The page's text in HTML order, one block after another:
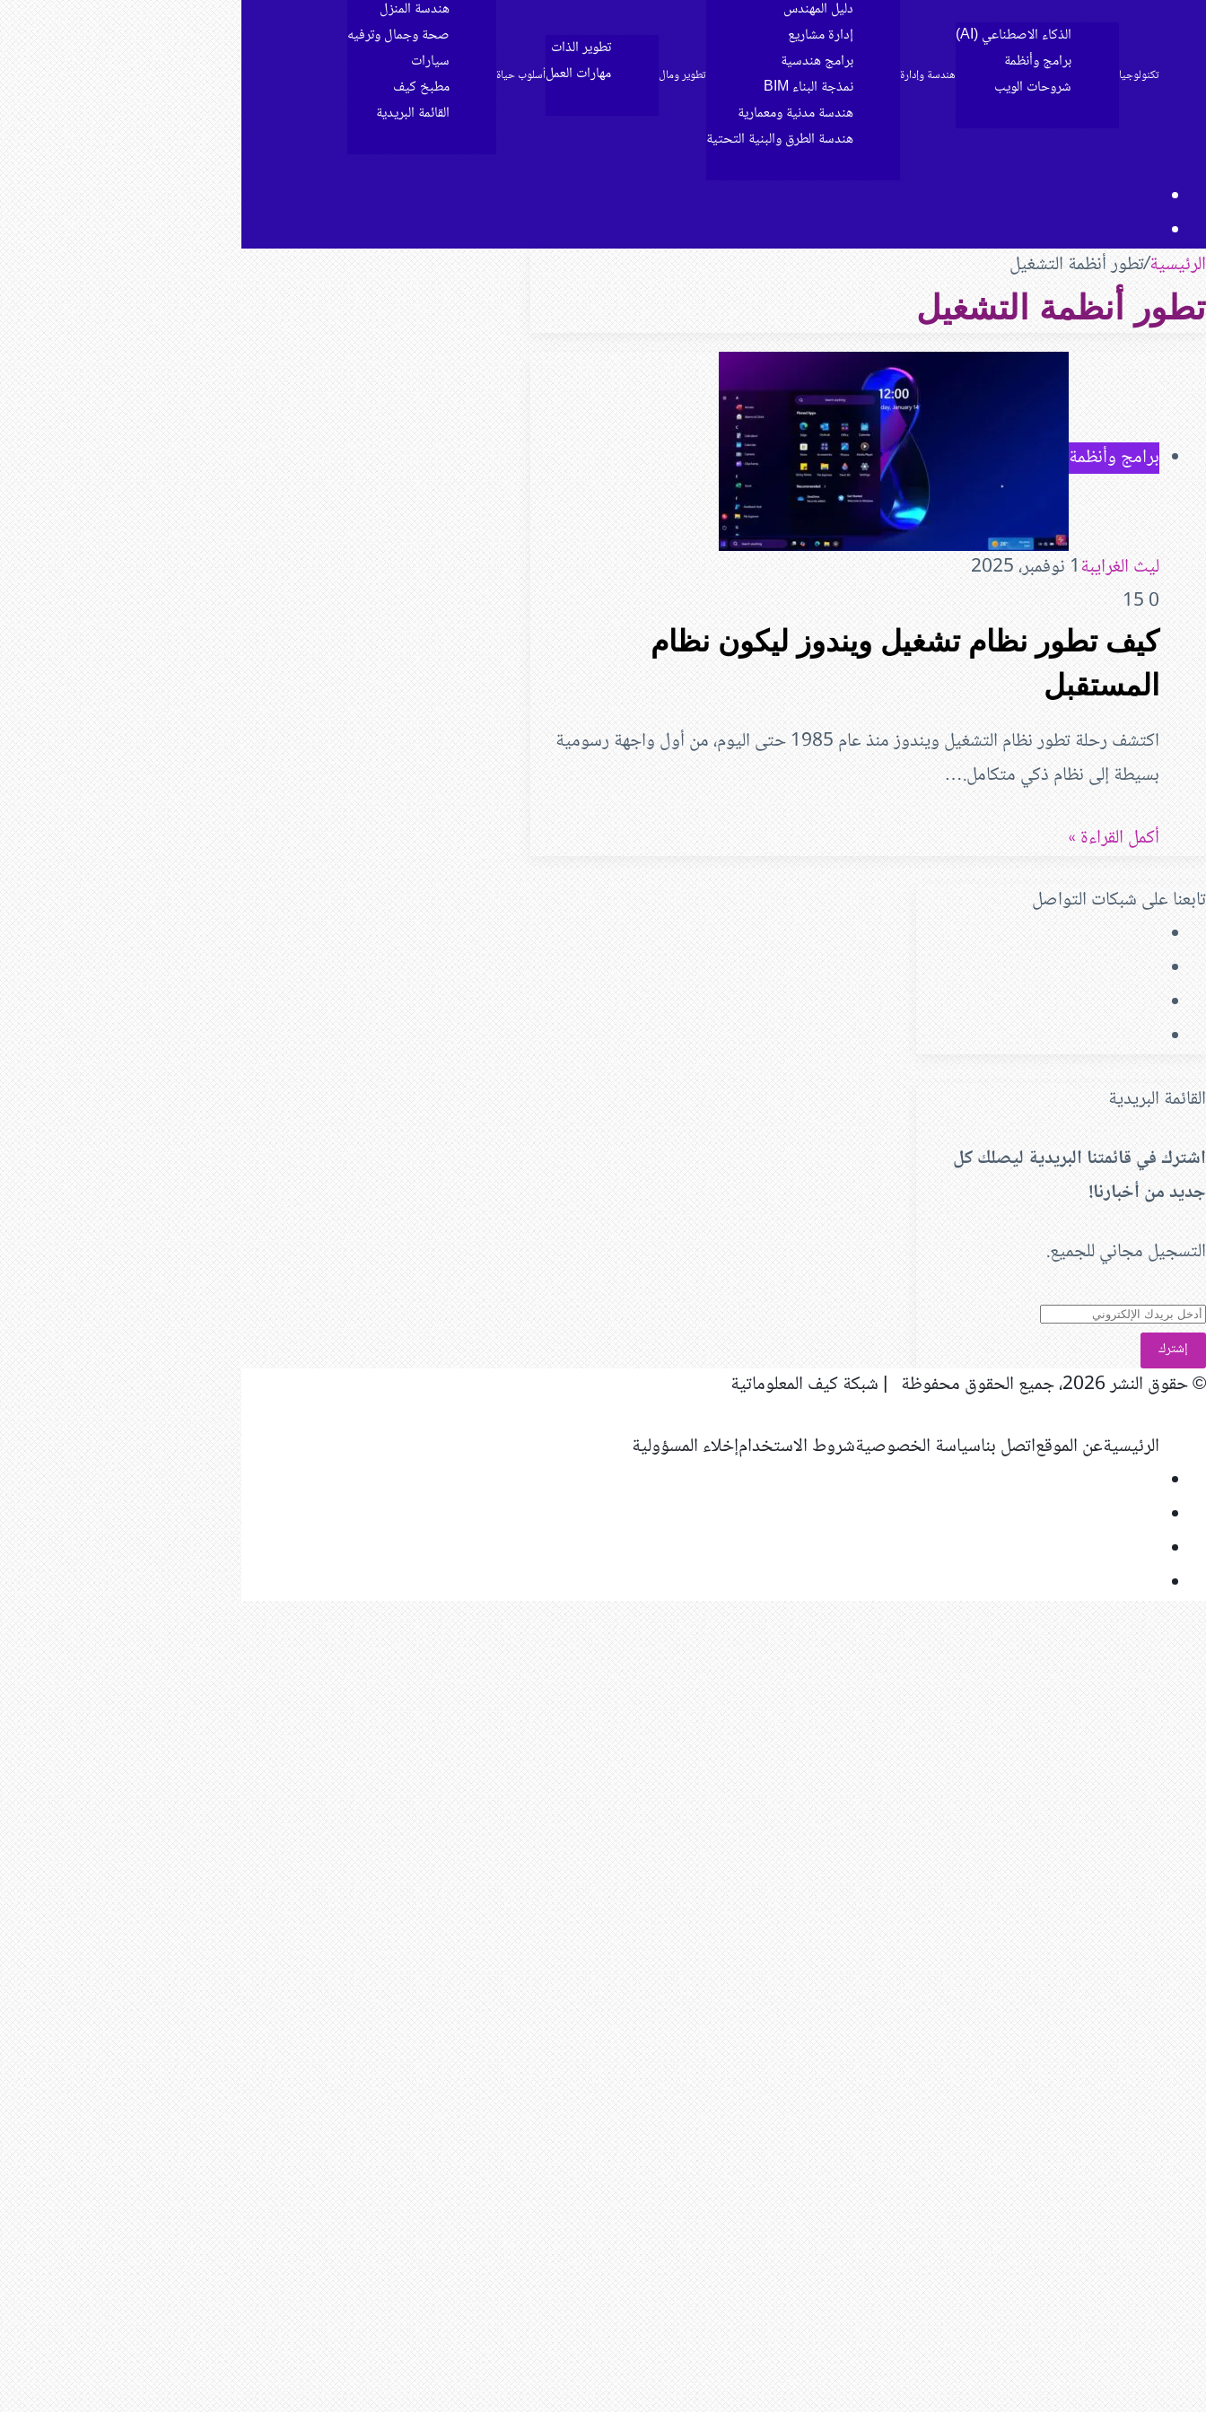
الرئيسية
تكنولوجيا
الذكاء الاصطناعي (AI)
برامج وأنظمة
شروحات الويب
هندسة وإدارة
دليل المهندس
إدارة مشاريع
برامج هندسية
نمذجة البناء BIM
هندسة مدنية ومعمارية
هندسة الطرق والبنية التحتية
تطوير ومال
تطوير الذات
مهارات العملأسلوب حياة
هندسة المنزل
صحة وجمال وترفيه
سيارات
مطبخ كيف
القائمة البريدية
عنالرئيسية/تطور أنظمة التشغيل
تطور أنظمة التشغيل
برامج وأنظمة
ليث الغرايبة1 نوفمبر، 2025
0
كيف تطور نظام تشغيل ويندوز ليكون نظام
المستقبل
اكتشف رحلة تطور نظام التشغيل ويندوز منذ عام 1985 حتى اليوم، من أول واجهة رسومية
بسيطة إلى نظام ذكي متكامل.…
أكمل القراءة »
تابعنا على شبكات التواصل
القائمة البريدية
اشترك في قائمتنا البريدية ليصلك كل
جديد من أخبارنا!
التسجيل مجاني للجميع.
أدخل
بريدك
الإلكتروني
© حقوق النشر 2026، جميع الحقوق محفوظة | شبكة كيف المعلوماتية
الرئيسيةعن الموقعاتصل بناسياسة الخصوصيةشروط الاستخدامإخلاء المسؤولية